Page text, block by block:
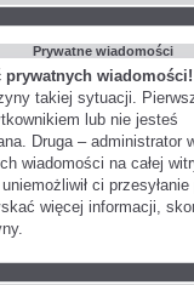
Prywatne wiadomości
prywatnych wiadomości!
takiej sytuacji.
lub nie jesteś
Druga – administrator
wiadomości na całej
ci
więcej informacji,